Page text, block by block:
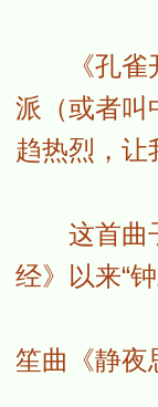
《孔雀开
派（或者叫
趋热烈，让
这首曲子
经》以来“
笙曲《静夜